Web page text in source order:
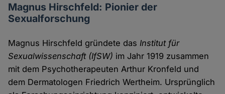
Magnus Hirschfeld: Pionier der
Sexualforschung
Magnus Hirschfeld gründete das Institut für
Sexualwissenschaft (IfSW) im Jahr 1919 zusammen
mit dem Psychotherapeuten Arthur Kronfeld und
dem Dermatologen Friedrich Wertheim. Ursprünglich